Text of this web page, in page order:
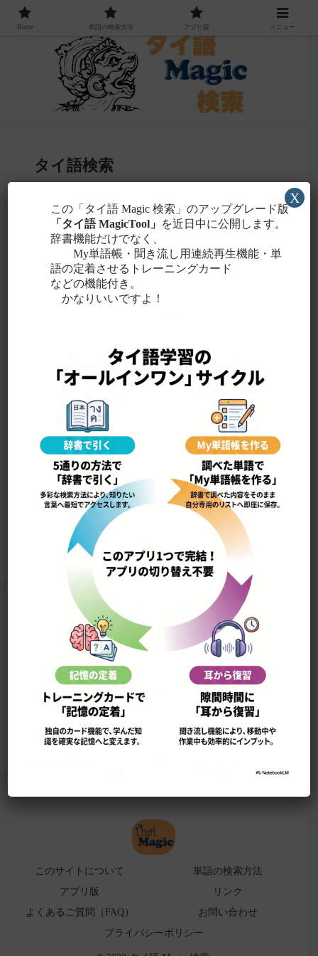
タイ語検索
・聞こえたタイ語を一番近いと感じるローマ字
に置き換えて検索！
タイ文字での検索も含め、詳しくはこちら。
yaa ciin ยาจีน
漢方薬 ＜中国の薬＞
このサイトについて
単語の検索法
ローマ字表
よくある検索ミス！
このサイトについて
単語の検索方法
アプリ版
リンク
よくあるご質問（FAQ）
お問い合わせ
プライバシーポリシー
Home 単語の検索方法 アプリ版 メニュー
この「タイ語 Magic 検索」のアップグレード版
「タイ語 MagicTool」
を近日中に公開します。
辞書機能だけでなく、
My単語帳・聞き流し用連続再生機能・単
語の定着させるトレーニングカード
などの機能付き。
かなりいいですよ！
X